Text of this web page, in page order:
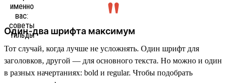
Один-два шрифта максимум
Тот случай, когда лучше не усложнять. Один шрифт для
заголовков, другой — для основного текста. Но можно и один
в разных начертаниях: bold и regular. Чтобы подобрать